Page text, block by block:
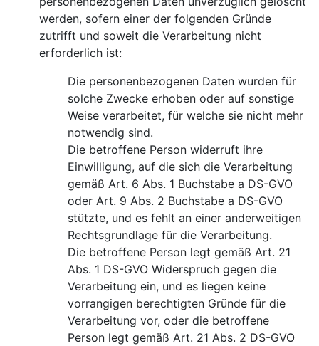
werden, sofern einer der folgenden Gründe
zutrifft und soweit die Verarbeitung nicht
erforderlich ist:
Die personenbezogenen Daten wurden für
solche Zwecke erhoben oder auf sonstige
Weise verarbeitet, für welche sie nicht mehr
notwendig sind.
Die betroffene Person widerruft ihre
Einwilligung, auf die sich die Verarbeitung
gemäß Art. 6 Abs. 1 Buchstabe a DS-GVO
oder Art. 9 Abs. 2 Buchstabe a DS-GVO
stützte, und es fehlt an einer anderweitigen
Rechtsgrundlage für die Verarbeitung.
Die betroffene Person legt gemäß Art. 21
Abs. 1 DS-GVO Widerspruch gegen die
Verarbeitung ein, und es liegen keine
vorrangigen berechtigten Gründe für die
Verarbeitung vor, oder die betroffene
Person legt gemäß Art. 21 Abs. 2 DS-GVO